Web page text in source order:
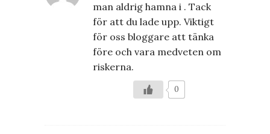
man aldrig hamna i . Tack
för att du lade upp. Viktigt
för oss bloggare att tänka
före och vara medveten om
riskerna.
0